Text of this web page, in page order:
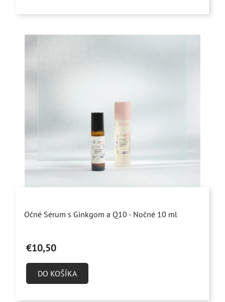
hviezdičiek.
hodnotenie
je
4,9
Očné Sérum s Ginkgom a Q10 - Nočné 10 ml
€10,50
DO KOŠÍKA